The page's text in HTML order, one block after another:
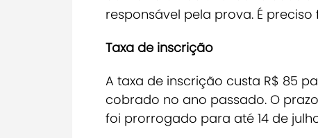
responsável pela prova. É
Taxa de inscrição
A taxa de inscrição custa R$ 85
cobrado no ano passado. O
foi prorrogado para até 14 de